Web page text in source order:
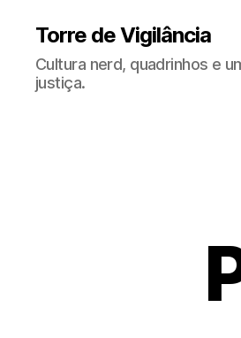
Torre de Vigilância
Cultura nerd, quadrinhos e
justiça.